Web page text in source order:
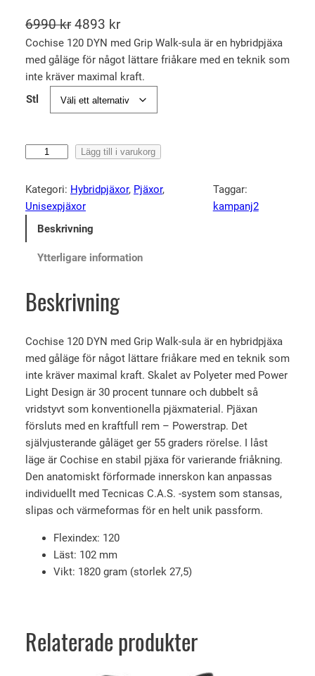
6990kr D
e
t
u
r
p
r
u
n
g
i
a
r
i
s
e
v
a
r
:
6
9
9
0
r
.
4893 krD
e
t
n
u
a
r
p
e
t
ä
r
:
4
8
9
3
.
Cochise 120 DYN med Grip Walk-sula är en hybridpjäxa
med gåläge för något lättare friåkare med en teknik som
inte kräver maximal kraft.
Stl
c
n
c
i
s
e
H
V
1
2
0
D
y
n
5
Lägg till i varukorg
Kategori: Hybridpjäxor, Pjäxor
Unisexpjäxor
Taggar:
kampanj2
Beskrivning
Ytterligare information
Beskrivning
Cochise 120 DYN med Grip Walk-sula är en hybridpjäxa
med gåläge för något lättare friåkare med en teknik som
inte kräver maximal kraft. Skalet av Polyeter med Power
Light Design är 30 procent tunnare och dubbelt så
vridstyvt som konventionella pjäxmaterial. Pjäxan
försluts med en kraftfull rem – Powerstrap. Det
självjusterande gåläget ger 55 graders rörelse. I låst
läge är Cochise en stabil pjäxa för varierande friåkning.
Den anatomiskt förformade innerskon kan anpassas
individuellt med Tecnicas C.A.S. -system som stansas,
slipas och värmeformas för en helt unik passform.
Flexindex: 120
Läst: 102 mm
Vikt: 1820 gram (storlek 27,5)
Relaterade produkter